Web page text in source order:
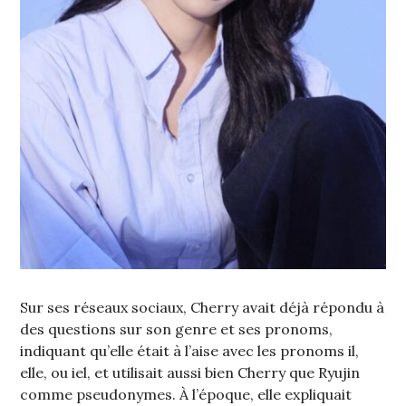
Sur ses réseaux sociaux, Cherry avait déjà répondu à
des questions sur son genre et ses pronoms,
indiquant qu’elle était à l’aise avec les pronoms il,
elle, ou iel, et utilisait aussi bien Cherry que Ryujin
comme pseudonymes. À l’époque, elle expliquait